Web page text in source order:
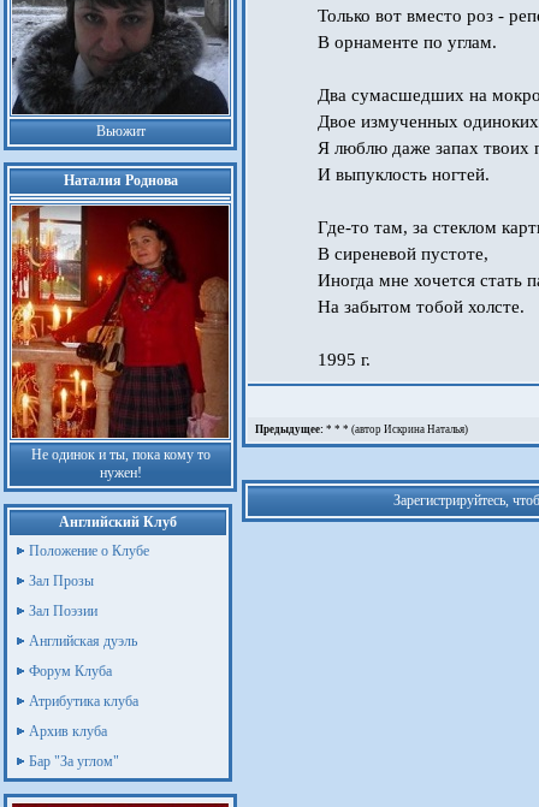
Вьюжит
Наталия Роднова
Не одинок и ты, пока кому то
нужен!
Английский Клуб
Положение о Клубе
Зал Прозы
Зал Поэзии
Английская дуэль
Форум Клуба
Атрибутика клуба
Архив клуба
Бар "За углом"
Только вот вместо роз -
В орнаменте по углам.
Два сумасшедших на
Двое измученных
Я люблю даже запах
И выпуклость ногтей.
Где-то там, за стеклом
В сиреневой пустоте,
Иногда мне хочется стать
На забытом тобой холсте.
1995 г.
Предыдущее: * * * (автор Искрина Наталья)
Зарегистрируйтесь,